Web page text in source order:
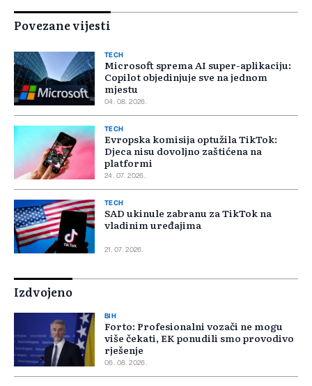
Povezane vijesti
TECH
Microsoft sprema AI super-aplikaciju:
Copilot objedinjuje sve na jednom
mjestu
04. 08. 2026.
TECH
Evropska komisija optužila TikTok:
Djeca nisu dovoljno zaštićena na
platformi
24. 07. 2026.
TECH
SAD ukinule zabranu za TikTok na
vladinim uređajima
21. 07. 2026.
Izdvojeno
BIH
Forto: Profesionalni vozači ne mogu
više čekati, EK ponudili smo provodivo
rješenje
06. 08. 2026.